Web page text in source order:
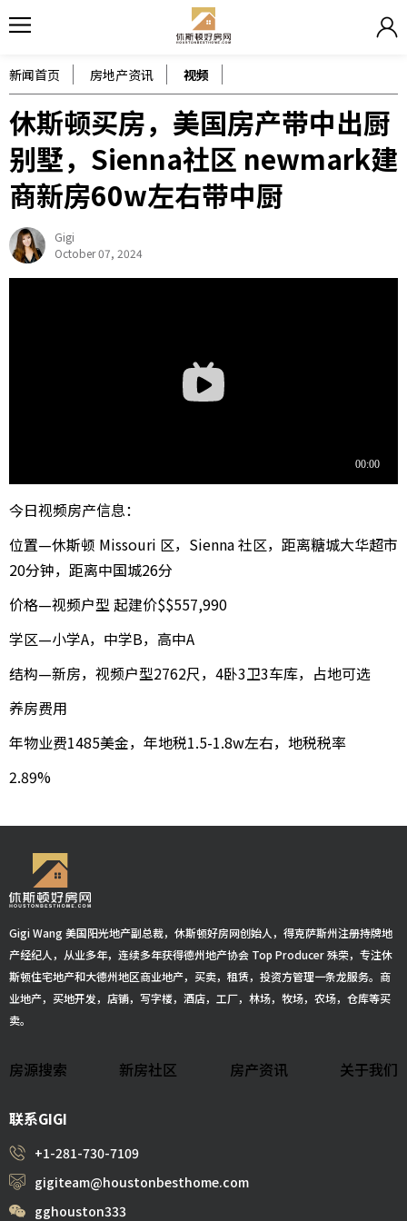
新闻首页 房地产资讯 视频
休斯顿买房，美国房产带中出厨
别墅，Sienna社区 newmark建
商新房60w左右带中厨
Gigi
October 07, 2024
今日视频房产信息：
位置—休斯顿 Missouri 区，Sienna 社区，距离糖城大华超市
20分钟，距离中国城26分
价格—视频户型 起建价$$557,990
学区—小学A，中学B，高中A
结构—新房，视频户型2762尺，4卧3卫3车库，占地可选
养房费用
年物业费1485美金，年地税1.5-1.8w左右，地税税率
2.89%
Gigi Wang 美国阳光地产副总裁，休斯顿好房网创始人，得克萨斯州注册持牌地
产经纪人，从业多年，连续多年获得德州地产协会 Top Producer 殊荣，专注休
斯顿住宅地产和大德州地区商业地产，买卖，租赁，投资方管理一条龙服务。商
业地产，买地开发，店铺，写字楼，酒店，工厂，林场，牧场，农场，仓库等买
卖。
房源搜索 新房社区 房产资讯 关于我们
联系GIGI
+1-281-730-7109
gigiteam@houstonbesthome.com
gghouston333